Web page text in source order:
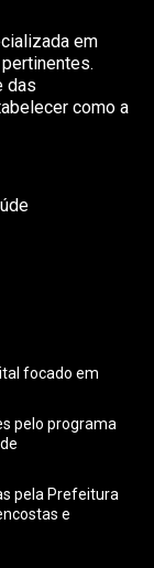
em
das
como a
focado em
pelo programa
pela Prefeitura
e